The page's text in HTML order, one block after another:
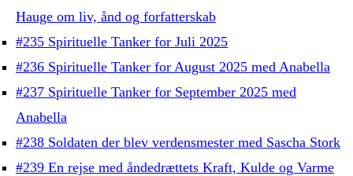
Hauge om liv, ånd og forfatterskab
#235 Spirituelle Tanker for Juli 2025
#236 Spirituelle Tanker for August 2025 med Anabella
#237 Spirituelle Tanker for September 2025 med
Anabella
#238 Soldaten der blev verdensmester med Sascha Stork
#239 En rejse med åndedrættets Kraft, Kulde og Varme